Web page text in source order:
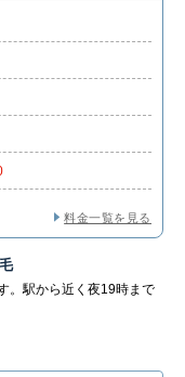
料金一覧を見る
。駅から近く夜19時まで
ます。純国産機器のた
で製造している、純国産